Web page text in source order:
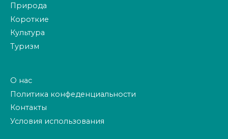
Природа
Короткие
Культура
Туризм
О нас
Политика конфеденциальности
Контакты
Условия использования